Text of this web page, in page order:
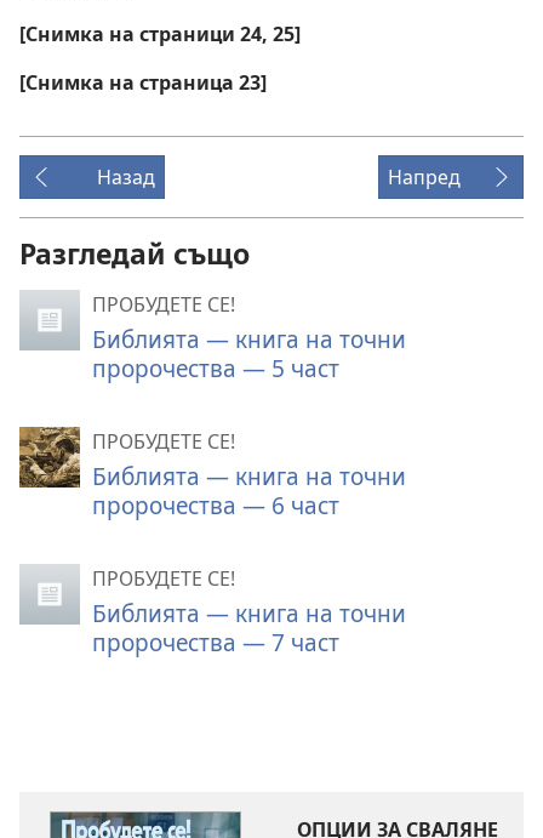
[Снимка на страници 24, 25]
[Снимка на страница 23]
Назад Напред
Разгледай също
ПРОБУДЕТЕ СЕ!
Библията — книга на точни
пророчества — 5 част
ПРОБУДЕТЕ СЕ!
Библията — книга на точни
пророчества — 6 част
ПРОБУДЕТЕ СЕ!
Библията — книга на точни
пророчества — 7 част
ОПЦИИ ЗА СВАЛЯНЕ